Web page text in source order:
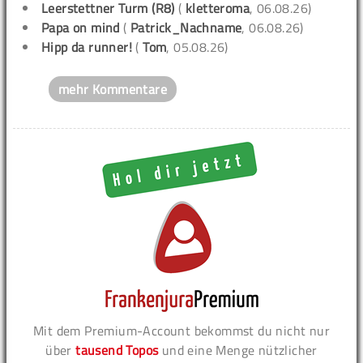
Leerstettner Turm (R8) ( kletteroma, 06.08.26)
Papa on mind ( Patrick_Nachname, 06.08.26)
Hipp da runner! (Tom, 05.08.26)
mehr Kommentare
Mit dem Premium-Account bekommst du nicht nur
übertausend Toposund eine Menge nützlicher